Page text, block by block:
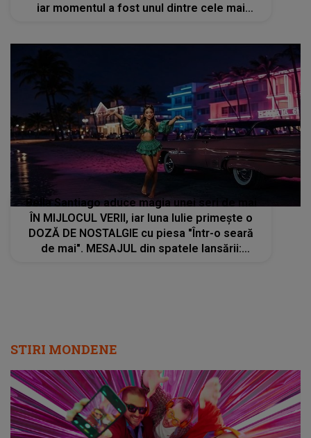
iar momentul a fost unul dintre cele mai
Bella Santiago aduce magia unei seri de mai
ÎN MIJLOCUL VERII, iar luna Iulie primește o
DOZĂ DE NOSTALGIE cu piesa "Într-o seară
de mai". MESAJUL din spatele lansării:
STIRI MONDENE